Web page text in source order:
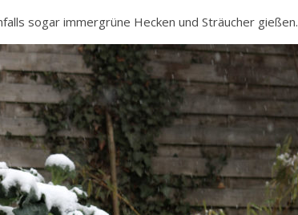
sogar immergrüne Hecken und Sträucher gießen.